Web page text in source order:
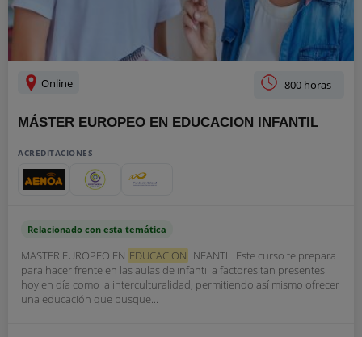
Online 800 horas
MÁSTER EUROPEO EN EDUCACION INFANTIL
ACREDITACIONES
Relacionado con esta temática
MASTER EUROPEO EN EDUCACION INFANTIL Este curso te prepara
para hacer frente en las aulas de infantil a factores tan presentes
hoy en día como la interculturalidad, permitiendo así mismo ofrecer
una educación que busque...